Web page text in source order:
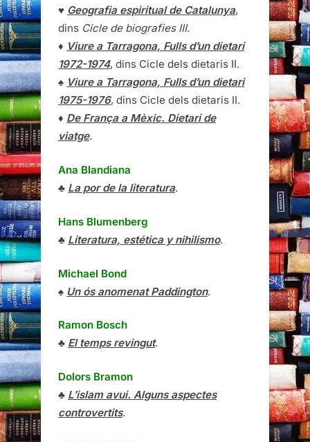
♥ Geografia espiritual de Catalunya,
dins Cicle de biografies III.
♦ Viure a Tarragona, Fulls d’un dietari
1972-1974, dins Cicle dels dietaris II.
♠ Viure a Tarragona, Fulls d’un dietari
1975-1976, dins Cicle dels dietaris II.
♦ De França a Mèxic. Dietari de
viatge.
Ana Blandiana
♣ La por de la literatura.
Hans Blumenberg
♣ Literatura, estética y nihilismo.
Michael Bond
♠ Un ós anomenat Paddington.
Ramon Bosch
♣ El temps revingut.
Dolors Bramon
♣ L’islam avui. Alguns aspectes
controvertits.